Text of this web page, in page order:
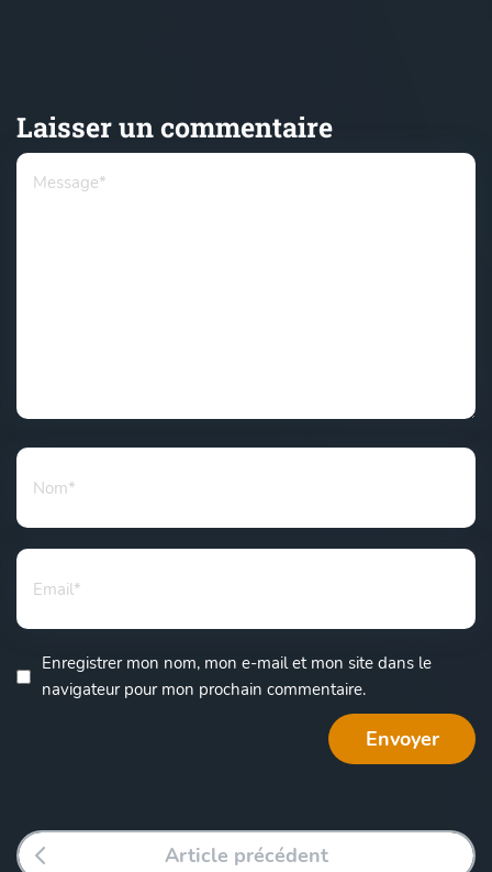
Laisser un commentaire
Enregistrer mon nom, mon e-mail et mon site dans le
navigateur pour mon prochain commentaire.
Article précédent